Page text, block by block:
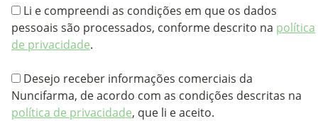
Li e compreendi as condições em que os dados
pessoais são processados, conforme descrito na política
de privacidade.
Desejo receber informações comerciais da
Nuncifarma, de acordo com as condições descritas na
política de privacidade, que li e aceito.